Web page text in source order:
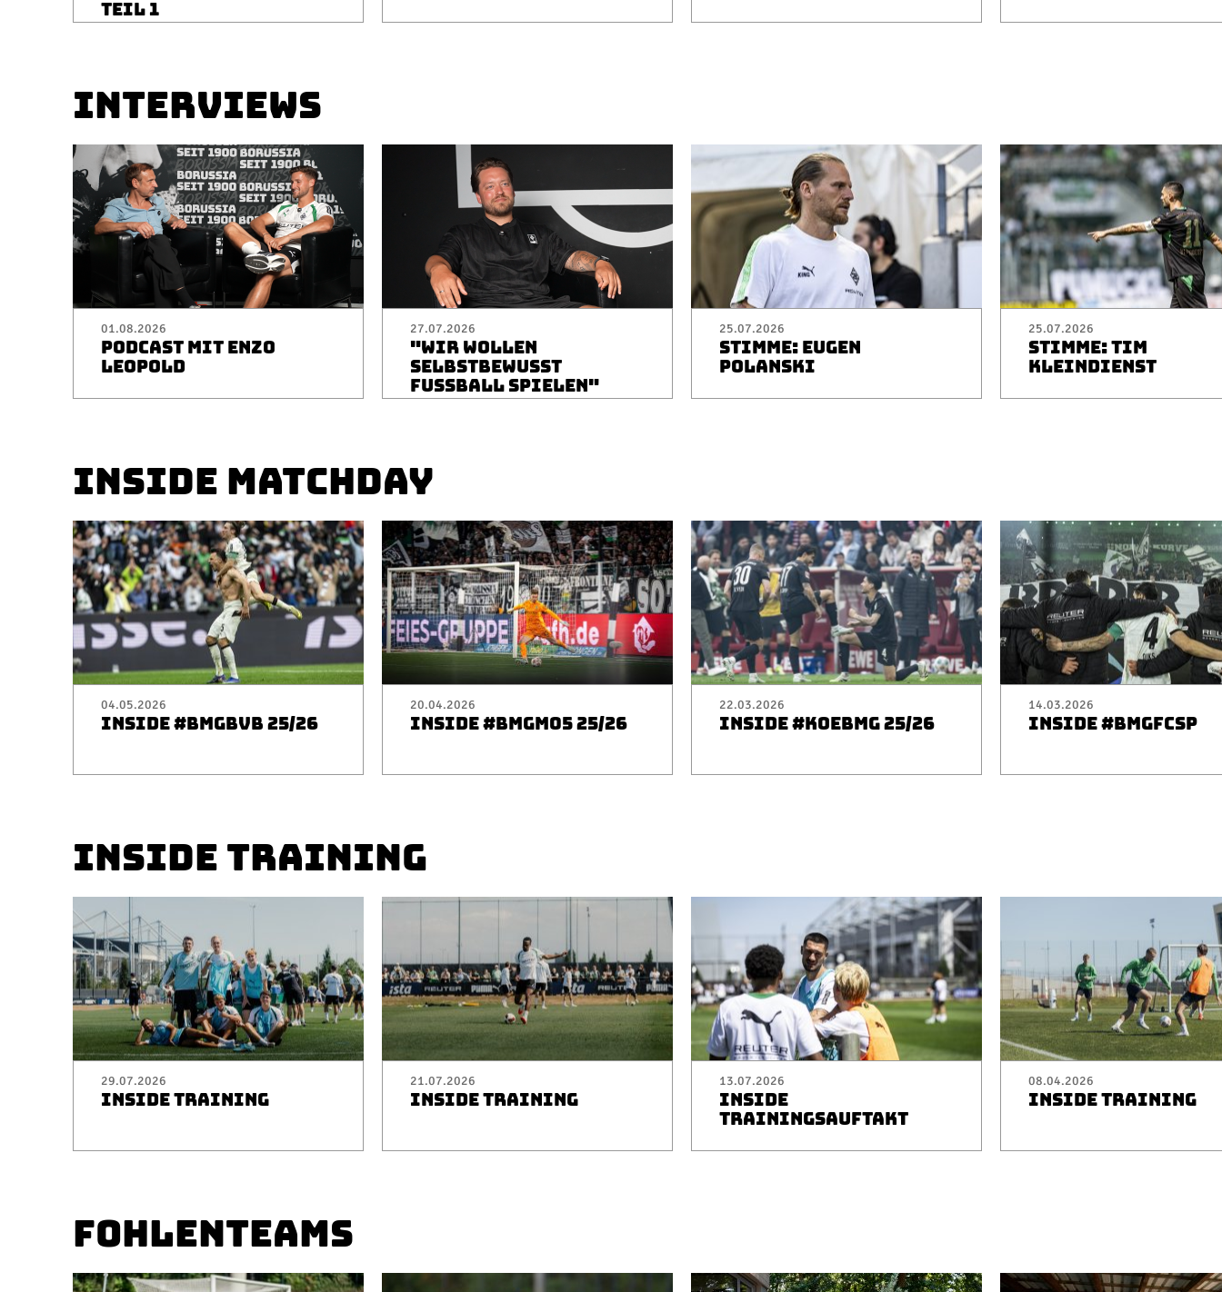
TEIL 1
INTERVIEWS
01.08.2026
PODCAST MIT ENZO
LEOPOLD
27.07.2026
"WIR WOLLEN
SELBSTBEWUSST
FUSSBALL SPIELEN"
25.07.2026
STIMME: EUGEN
POLANSKI
25.07.2026
STIMME: TIM
KLEINDIENST
INSIDE MATCHDAY
04.05.2026
INSIDE #BMGBVB 25/26
20.04.2026
INSIDE #BMGM05 25/26
22.03.2026
INSIDE #KOEBMG 25/26
14.03.2026
INSIDE #BMGFCSP
INSIDE TRAINING
29.07.2026
INSIDE TRAINING
21.07.2026
INSIDE TRAINING
13.07.2026
INSIDE
TRAININGSAUFTAKT
08.04.2026
INSIDE TRAINING
FOHLENTEAMS